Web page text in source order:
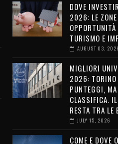
DOVE
2026: LE
TURISMO E
AUGUST 03,
MIGLIORI
2026: TORINO
PUNTEGGI,
CLASSIFICA.
RESTA TRA LE
JULY 15, 2026
COME E DOVE